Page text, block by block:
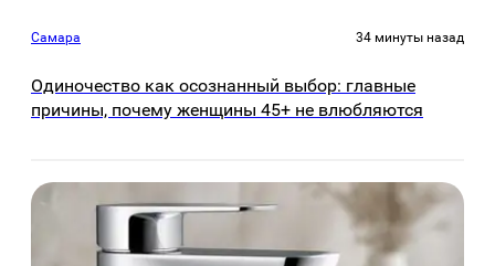
Самара 34 минуты назад
Одиночество как осознанный выбор: главные
причины, почему женщины 45+ не влюбляются